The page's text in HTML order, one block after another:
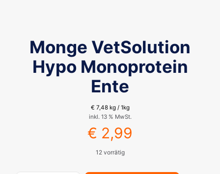
Monge VetSolution
Hypo Monoprotein
Ente
€ 7,48kg / 1kg
inkl. 13 % MwSt.
€ 2,99
12 vorrätig